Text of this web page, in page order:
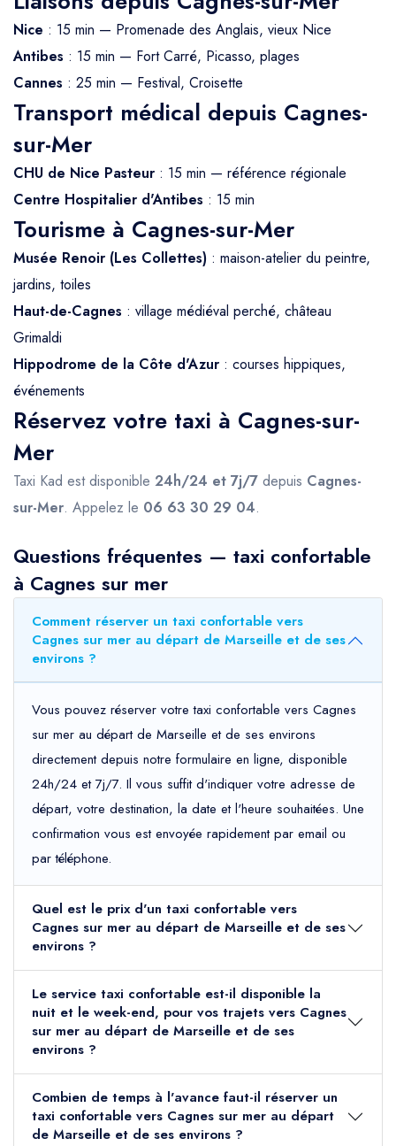
Nice : 15 min — Promenade des Anglais, vieux Nice
Antibes : 15 min — Fort Carré, Picasso, plages
Cannes : 25 min — Festival, Croisette
Transport médical depuis Cagnes-
sur-Mer
CHU de Nice Pasteur : 15 min — référence régionale
Centre Hospitalier d'Antibes : 15 min
Tourisme à Cagnes-sur-Mer
Musée Renoir (Les Collettes) : maison-atelier du peintre,
jardins, toiles
Haut-de-Cagnes : village médiéval perché, château
Grimaldi
Hippodrome de la Côte d'Azur : courses hippiques,
événements
Réservez votre taxi à Cagnes-sur-
Mer
Taxi Kad est disponible 24h/24 et 7j/7 depuis Cagnes-
sur-Mer. Appelez le 06 63 30 29 04.
Questions fréquentes — taxi confortable
à Cagnes sur mer
Comment réserver un taxi confortable vers
Cagnes sur mer au départ de Marseille et de ses
environs ?
Vous pouvez réserver votre taxi confortable vers Cagnes
sur mer au départ de Marseille et de ses environs
directement depuis notre formulaire en ligne, disponible
24h/24 et 7j/7. Il vous suffit d'indiquer votre adresse de
départ, votre destination, la date et l'heure souhaitées. Une
confirmation vous est envoyée rapidement par email ou
par téléphone.
Quel est le prix d'un taxi confortable vers
Cagnes sur mer au départ de Marseille et de ses
environs ?
Le service taxi confortable est-il disponible la
nuit et le week-end, pour vos trajets vers Cagnes
sur mer au départ de Marseille et de ses
environs ?
Combien de temps à l'avance faut-il réserver un
taxi confortable vers Cagnes sur mer au départ
de Marseille et de ses environs ?